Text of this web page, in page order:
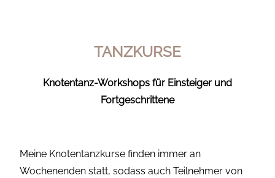
TANZKURSE
Knotentanz-Workshops für Einsteiger und
Fortgeschrittene
Meine Knotentanzkurse finden immer an
Wochenenden statt, sodass auch Teilnehmer von